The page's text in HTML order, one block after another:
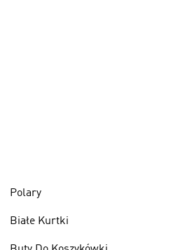
Polary
Białe Kurtki